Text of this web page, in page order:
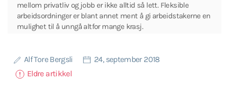
mellom privatliv og jobb er ikke alltid så lett. Fleksible
arbeidsordninger er blant annet ment å gi arbeidstakerne en
mulighet til å unngå altfor mange krasj.
Alf Tore Bergsli
24, september 2018
Eldre artikkel